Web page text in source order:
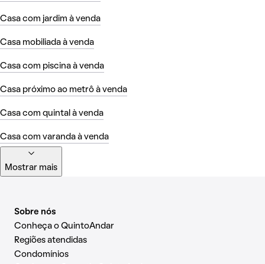
Casa com jardim à venda
Casa mobiliada à venda
Casa com piscina à venda
Casa próximo ao metrô à venda
Casa com quintal à venda
Casa com varanda à venda
Mostrar mais
Sobre nós
Conheça o QuintoAndar
Regiões atendidas
Condomínios